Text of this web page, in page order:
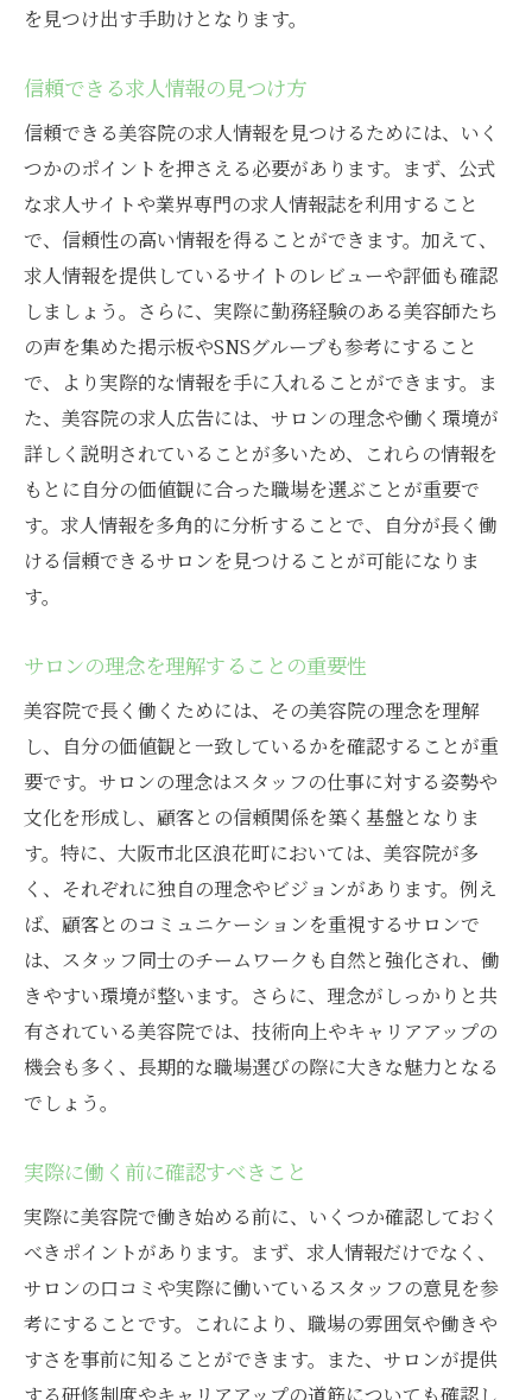
を見つけ出す手助けとなります。
信頼できる求人情報の見つけ方
信頼できる美容院の求人情報を見つけるためには、いく
つかのポイントを押さえる必要があります。まず、公式
な求人サイトや業界専門の求人情報誌を利用すること
で、信頼性の高い情報を得ることができます。加えて、
求人情報を提供しているサイトのレビューや評価も確認
しましょう。さらに、実際に勤務経験のある美容師たち
の声を集めた掲示板やSNSグループも参考にすること
で、より実際的な情報を手に入れることができます。ま
た、美容院の求人広告には、サロンの理念や働く環境が
詳しく説明されていることが多いため、これらの情報を
もとに自分の価値観に合った職場を選ぶことが重要で
す。求人情報を多角的に分析することで、自分が長く働
ける信頼できるサロンを見つけることが可能になりま
す。
サロンの理念を理解することの重要性
美容院で長く働くためには、その美容院の理念を理解
し、自分の価値観と一致しているかを確認することが重
要です。サロンの理念はスタッフの仕事に対する姿勢や
文化を形成し、顧客との信頼関係を築く基盤となりま
す。特に、大阪市北区浪花町においては、美容院が多
く、それぞれに独自の理念やビジョンがあります。例え
ば、顧客とのコミュニケーションを重視するサロンで
は、スタッフ同士のチームワークも自然と強化され、働
きやすい環境が整います。さらに、理念がしっかりと共
有されている美容院では、技術向上やキャリアアップの
機会も多く、長期的な職場選びの際に大きな魅力となる
でしょう。
実際に働く前に確認すべきこと
実際に美容院で働き始める前に、いくつか確認しておく
べきポイントがあります。まず、求人情報だけでなく、
サロンの口コミや実際に働いているスタッフの意見を参
考にすることです。これにより、職場の雰囲気や働きや
すさを事前に知ることができます。また、サロンが提供